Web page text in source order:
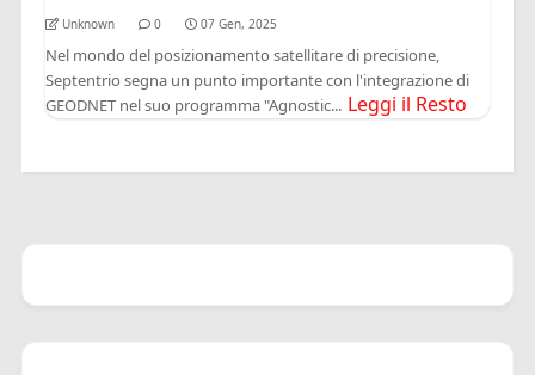
Unknown 0 07 Gen, 2025
Nel mondo del posizionamento satellitare di precisione,
Septentrio segna un punto importante con l'integrazione di
GEODNET nel suo programma "Agnostic... Leggi il Resto